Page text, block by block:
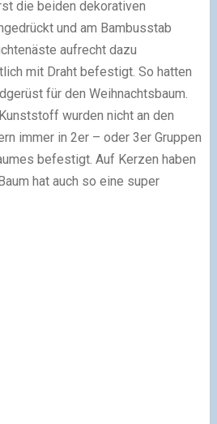
die beiden dekorativen
und am Bambusstab
aufrecht dazu
mit Draht befestigt. So hatten
für den Weihnachtsbaum.
wurden nicht an den
immer in 2er – oder 3er Gruppen
befestigt. Auf Kerzen haben
hat auch so eine super